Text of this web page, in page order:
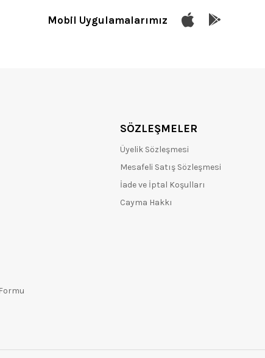
Mobil Uygulamalarımız
SÖZLEŞMELER
Üyelik Sözleşmesi
Mesafeli Satış Sözleşmesi
İade ve İptal Koşulları
Cayma Hakkı